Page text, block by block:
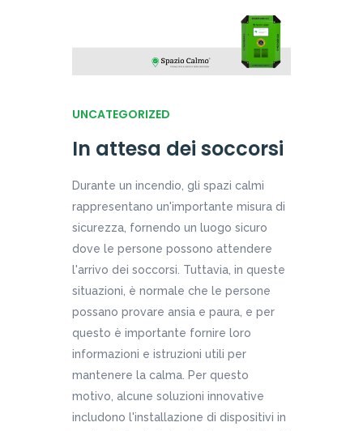
UNCATEGORIZED
In attesa dei soccorsi
Durante un incendio, gli spazi calmi
rappresentano un'importante misura di
sicurezza, fornendo un luogo sicuro
dove le persone possono attendere
l'arrivo dei soccorsi. Tuttavia, in queste
situazioni, è normale che le persone
possano provare ansia e paura, e per
questo è importante fornire loro
informazioni e istruzioni utili per
mantenere la calma. Per questo
motivo, alcune soluzioni innovative
includono l'installazione di dispositivi in